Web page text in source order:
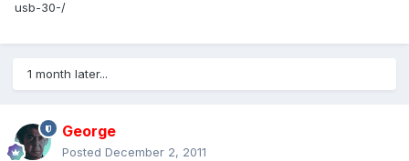
usb-30-/
1 month later...
George
Posted December 2, 2011